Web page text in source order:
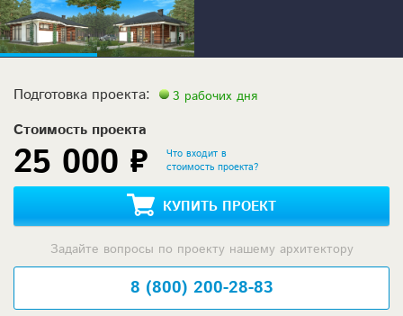
Подготовка проекта: 3 рабочих дня
Стоимость проекта
25 000 ₽
Что входит в
стоимость проекта?
КУПИТЬ ПРОЕКТ
Задайте вопросы по проекту нашему архитектору
8 (800) 200-28-83